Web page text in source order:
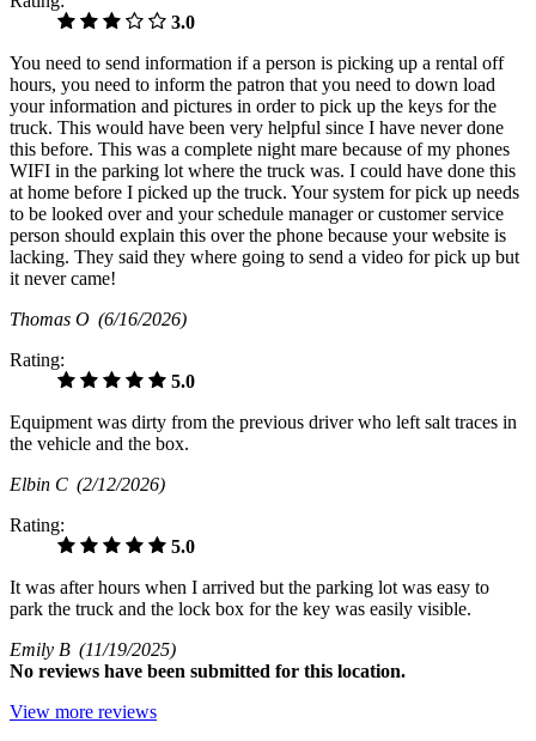
3.0
You need to send information if a person is picking up a rental off
hours, you need to inform the patron that you need to down load
your information and pictures in order to pick up the keys for the
truck. This would have been very helpful since I have never done
this before. This was a complete night mare because of my phones
WIFI in the parking lot where the truck was. I could have done this
at home before I picked up the truck. Your system for pick up needs
to be looked over and your schedule manager or customer service
person should explain this over the phone because your website is
lacking. They said they where going to send a video for pick up but
it never came!
Thomas O (6/16/2026)
Rating:
5.0
Equipment was dirty from the previous driver who left salt traces in
the vehicle and the box.
Elbin C (2/12/2026)
Rating:
5.0
It was after hours when I arrived but the parking lot was easy to
park the truck and the lock box for the key was easily visible.
Emily B (11/19/2025)
No reviews have been submitted for this location.
View more reviews